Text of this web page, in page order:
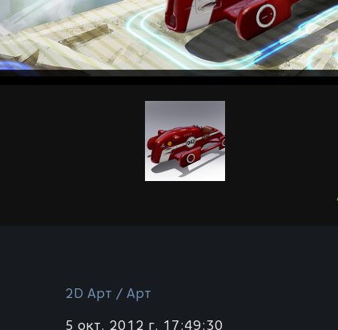
2D Арт / Арт
5 окт. 2012 г. 17:49:30